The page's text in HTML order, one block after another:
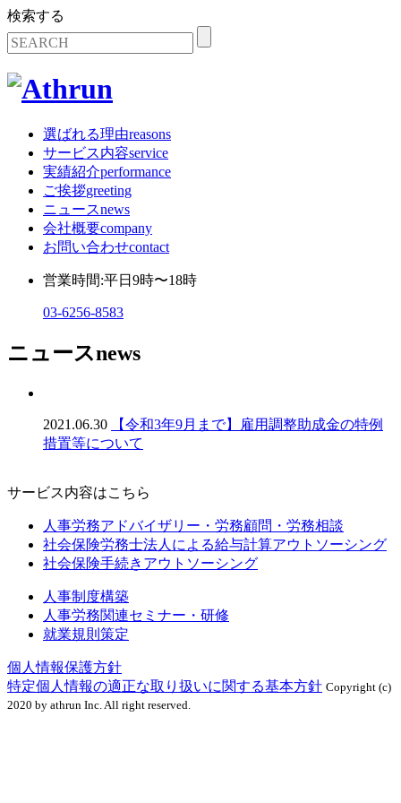
検索する
選ばれる理由reasons
サービス内容service
実績紹介performance
ご挨拶greeting
ニュースnews
会社概要company
お問い合わせcontact
営業時間:平日9時〜18時
03-6256-8583
ニュースnews
2021.06.30
【令和3年9月まで】雇用調整助成金の特例
措置等について
サービス内容はこちら
人事労務アドバイザリー・労務顧問・労務相談
社会保険労務士法人による給与計算アウトソーシング
社会保険手続きアウトソーシング
人事制度構築
人事労務関連セミナー・研修
就業規則策定
個人情報保護方針
特定個人情報の適正な取り扱いに関する基本方針 Copyright (c)
2020 by athrun Inc. All right reserved.